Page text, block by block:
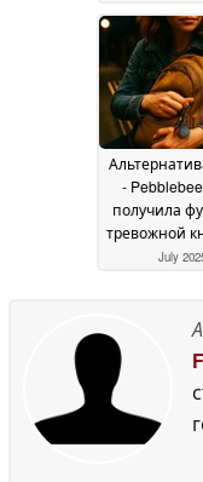
February
-
получила
тревожной
July